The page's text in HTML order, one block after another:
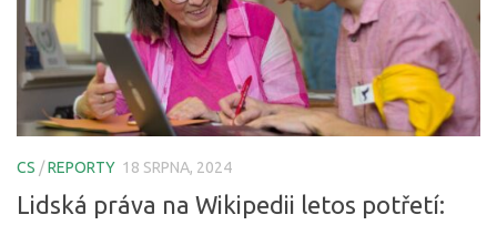
CS /REPORTY 18 SRPNA, 2024
Lidská práva na Wikipedii letos potřetí: